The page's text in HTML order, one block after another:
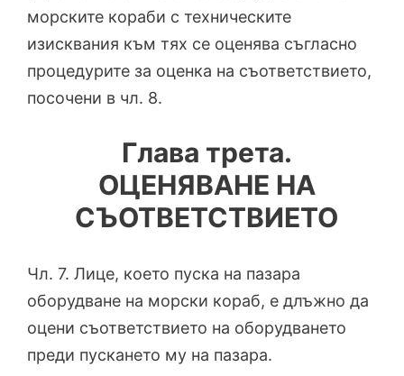
морските кораби с техническите
изисквания към тях се оценява съгласно
процедурите за оценка на съответствието,
посочени в чл. 8.
Глава трета.
ОЦЕНЯВАНЕ НА
СЪОТВЕТСТВИЕТО
Чл. 7. Лице, което пуска на пазара
оборудване на морски кораб, е длъжно да
оцени съответствието на оборудването
преди пускането му на пазара.